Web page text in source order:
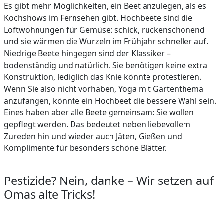
Es gibt mehr Möglichkeiten, ein Beet anzulegen, als es
Kochshows im Fernsehen gibt. Hochbeete sind die
Loftwohnungen für Gemüse: schick, rückenschonend
und sie wärmen die Wurzeln im Frühjahr schneller auf.
Niedrige Beete hingegen sind der Klassiker –
bodenständig und natürlich. Sie benötigen keine extra
Konstruktion, lediglich das Knie könnte protestieren.
Wenn Sie also nicht vorhaben, Yoga mit Gartenthema
anzufangen, könnte ein Hochbeet die bessere Wahl sein.
Eines haben aber alle Beete gemeinsam: Sie wollen
gepflegt werden. Das bedeutet neben liebevollem
Zureden hin und wieder auch Jäten, Gießen und
Komplimente für besonders schöne Blätter.
Pestizide? Nein, danke – Wir setzen auf
Omas alte Tricks!